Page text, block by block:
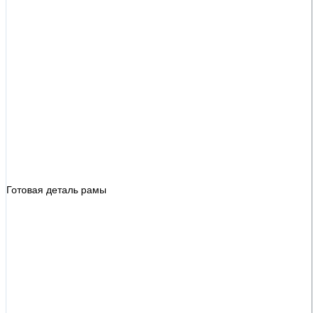
Готовая деталь рамы